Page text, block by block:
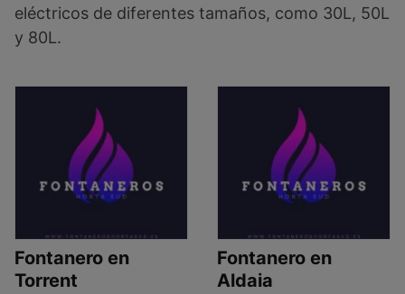
eléctricos de diferentes tamaños, como 30L, 50L
y 80L.
Fontanero en
Torrent
Fontanero en
Aldaia